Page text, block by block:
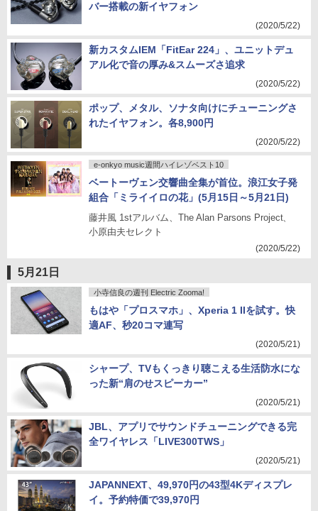
バー搭載の新イヤフォン
(2020/5/22)
新カスタムIEM「FitEar 224」、ユニットデュ
アル化で音の厚み&スムーズさ追求
(2020/5/22)
ポップ、メタル、ソナタ向けにチューニングさ
れたイヤフォン。各8,900円
(2020/5/22)
e-onkyo music週間ハイレゾベスト10
ベートーヴェン交響曲全集が首位。浪江女子発
組合「ミライイロの花」(5月15日～5月21日)
藤井風 1stアルバム、The Alan Parsons Project、
小原由夫セレクト
(2020/5/22)
5月21日
小寺信良の週刊 Electric Zooma!
もはや「プロスマホ」、Xperia 1 IIを試す。快
適AF、秒20コマ連写
(2020/5/21)
シャープ、TVもくっきり聴こえる生活防水にな
った新“肩のせスピーカー”
(2020/5/21)
JBL、アプリでサウンドチューニングできる完
全ワイヤレス「LIVE300TWS」
(2020/5/21)
JAPANNEXT、49,970円の43型4Kディスプレ
イ。予約特価で39,970円